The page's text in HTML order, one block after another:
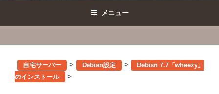
メニュー
自宅サーバー > Debian設定 >
Debian 7.7「wheezy」
のインストール
>